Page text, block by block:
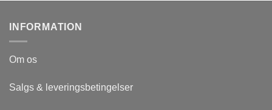
INFORMATION
Om os
Salgs & leveringsbetingelser